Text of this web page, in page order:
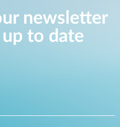
newsletter
to date